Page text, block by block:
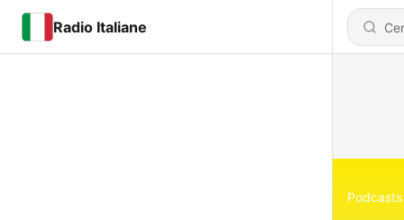
Radio Italiane
Podcasts